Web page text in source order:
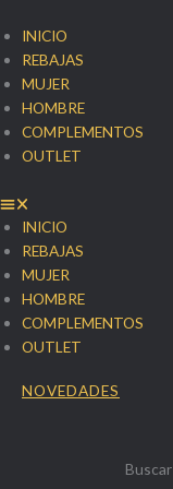
al
contenido
INICIO
REBAJAS
MUJER
HOMBRE
COMPLEMENTOS
OUTLET
INICIO
REBAJAS
MUJER
HOMBRE
COMPLEMENTOS
OUTLET
NOVEDADES
Buscar